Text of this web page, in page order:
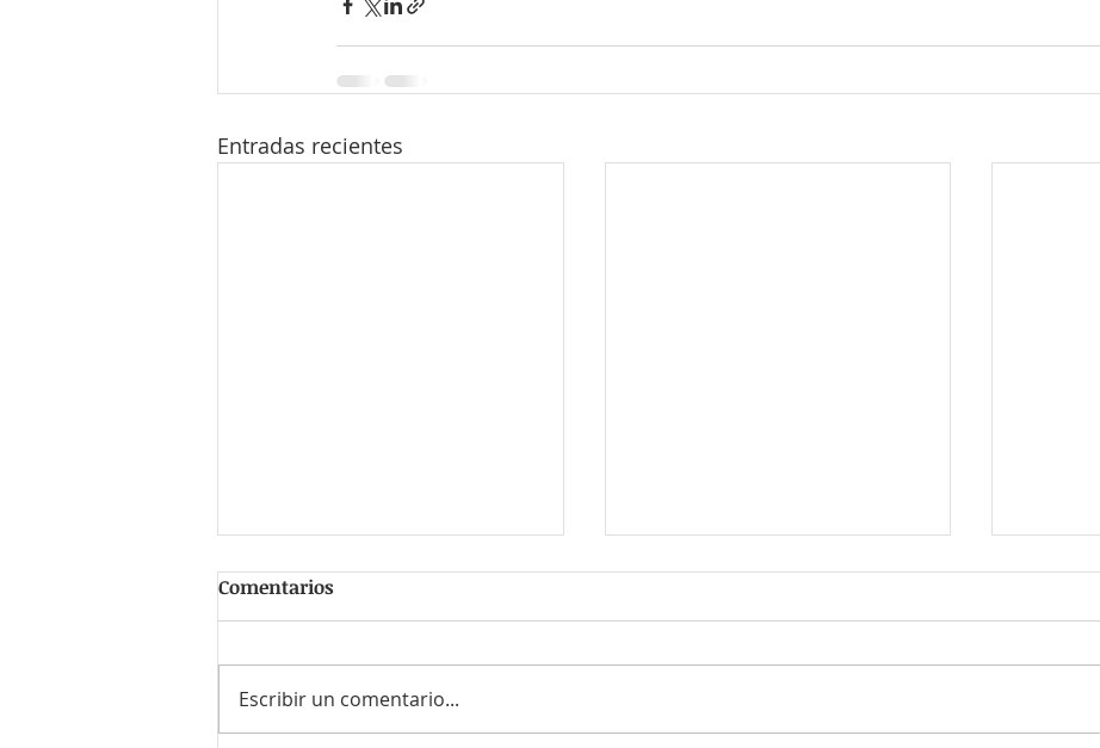
Entradas recientes
Comentarios
Escribir un comentario...